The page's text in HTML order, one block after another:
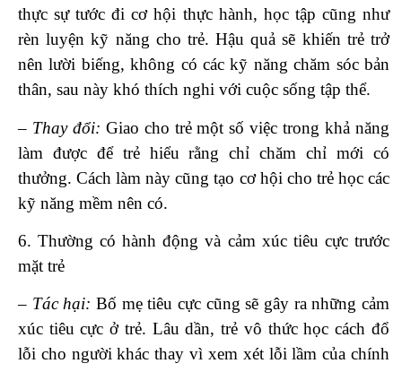
thực sự tước đi cơ hội thực hành, học tập cũng như
rèn luyện kỹ năng cho trẻ. Hậu quả sẽ khiến trẻ trở
nên lười biếng, không có các kỹ năng chăm sóc bản
thân, sau này khó thích nghi với cuộc sống tập thể.
– Thay đổi: Giao cho trẻ một số việc trong khả năng
làm được để trẻ hiểu rằng chỉ chăm chỉ mới có
thưởng. Cách làm này cũng tạo cơ hội cho trẻ học các
kỹ năng mềm nên có.
6. Thường có hành động và cảm xúc tiêu cực trước
mặt trẻ
– Tác hại: Bố mẹ tiêu cực cũng sẽ gây ra những cảm
xúc tiêu cực ở trẻ. Lâu dần, trẻ vô thức học cách đổ
lỗi cho người khác thay vì xem xét lỗi lầm của chính